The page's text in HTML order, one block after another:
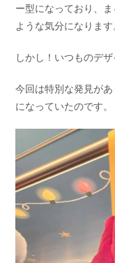
ー型になっており、
ような気分になります
しかし！いつものデ
今回は特別な発見が
になっていたのです。